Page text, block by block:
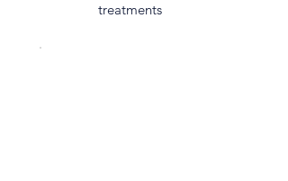
treatments